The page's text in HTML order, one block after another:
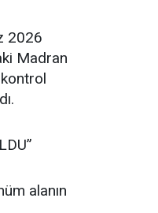
2026
Madran
alanın